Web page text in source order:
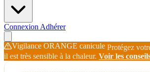
Connexion Adhérer
Vigilance ORANGE canicule Protégez
il est très sensible à la chaleur. Voir les